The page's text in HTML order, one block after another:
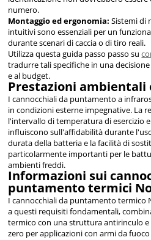
numero.
Montaggio ed ergonomia: Sistemi di
intuitivi sono essenziali per un
durante scenari di caccia o di tiro reali.
Utilizza questa guida passo passo su
tradurre tali specifiche in una
e al budget.
Prestazioni
I cannocchiali da puntamento a
in condizioni esterne impegnative. La
l'intervallo di temperatura di esercizio
influiscono sull'affidabilità durante
durata della batteria e la facilità di
particolarmente importanti per le
ambienti freddi.
Informazioni sui
puntamento termici
I cannocchiali da puntamento
a questi requisiti fondamentali,
termico con una struttura antirinculo
zero per applicazioni con armi da